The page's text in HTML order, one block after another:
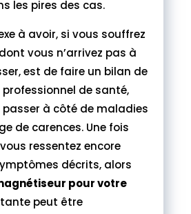
les pires des cas.
à avoir, si vous souffrez
vous n’arrivez pas à
est de faire un bilan de
de santé,
à côté de maladies
de carences. Une fois
ressentez encore
décrits, alors
pour votre
peut être